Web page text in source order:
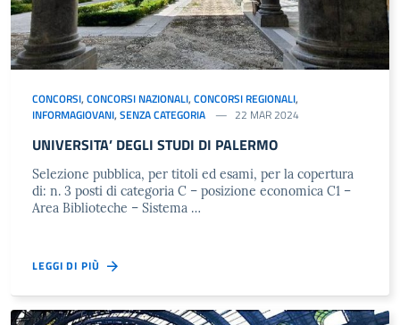
CONCORSI, CONCORSI NAZIONALI, CONCORSI REGIONALI,
INFORMAGIOVANI, SENZA CATEGORIA 22 MAR 2024
UNIVERSITA’ DEGLI STUDI DI PALERMO
Selezione pubblica, per titoli ed esami, per la copertura
di: n. 3 posti di categoria C – posizione economica C1 –
Area Biblioteche – Sistema …
LEGGI DI PIÙ